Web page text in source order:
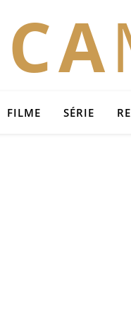
FILME SÉRIE